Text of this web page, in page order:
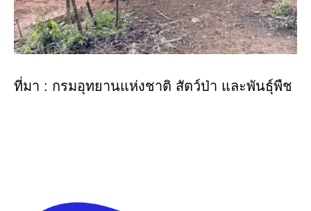
ที่มา : กรมอุทยานแห่งชาติ สัตว์ป่า และพันธุ์พืช